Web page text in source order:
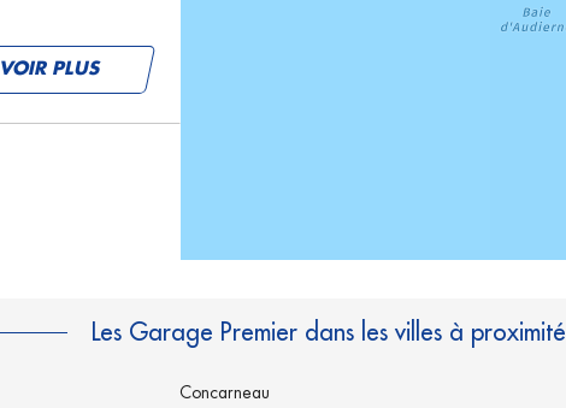
VOIR PLUS
Les Garage Premier dans les villes à proximité
Concarneau